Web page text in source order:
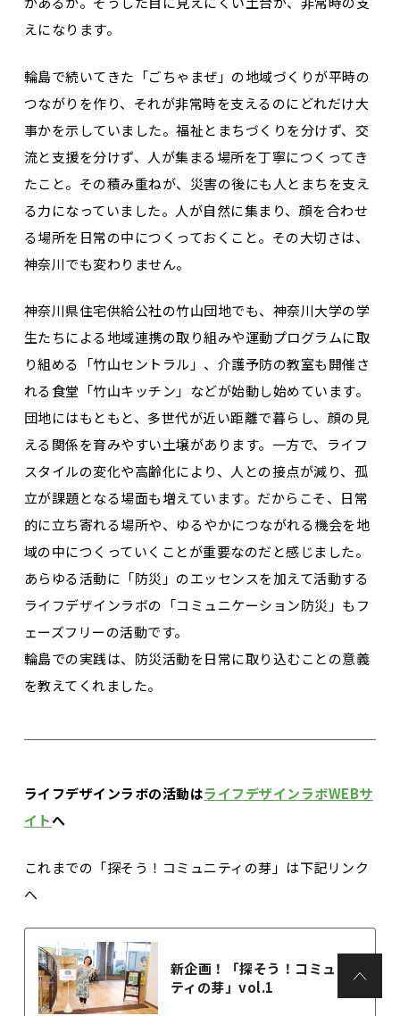
えになります。
輪島で続いてきた「ごちゃまぜ」の地域づくりが平時の
つながりを作り、それが非常時を支えるのにどれだけ大
事かを示していました。福祉とまちづくりを分けず、交
流と支援を分けず、人が集まる場所を丁寧につくってき
たこと。その積み重ねが、災害の後にも人とまちを支え
る力になっていました。人が自然に集まり、顔を合わせ
る場所を日常の中につくっておくこと。その大切さは、
神奈川でも変わりません。
神奈川県住宅供給公社の竹山団地でも、神奈川大学の学
生たちによる地域連携の取り組みや運動プログラムに取
り組める「竹山セントラル」、介護予防の教室も開催さ
れる食堂「竹山キッチン」などが始動し始めています。
団地にはもともと、多世代が近い距離で暮らし、顔の見
える関係を育みやすい土壌があります。一方で、ライフ
スタイルの変化や高齢化により、人との接点が減り、孤
立が課題となる場面も増えています。だからこそ、日常
的に立ち寄れる場所や、ゆるやかにつながれる機会を地
域の中につくっていくことが重要なのだと感じました。
あらゆる活動に「防災」のエッセンスを加えて活動する
ライフデザインラボの「コミュニケーション防災」もフ
ェーズフリーの活動です。
輪島での実践は、防災活動を日常に取り込むことの意義
を教えてくれました。
ライフデザインラボの活動はライフデザインラボWEBサ
イトへ
これまでの「探そう！コミュニティの芽」は下記リンク
へ
新企画！「探そう！コミュニ
ティの芽」vol.1